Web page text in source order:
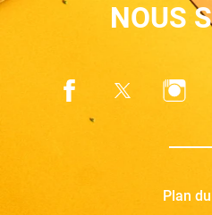
NOUS
Plan